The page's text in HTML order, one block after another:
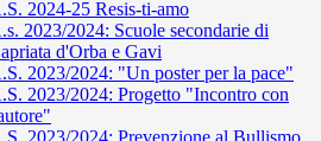
2024-25 Resis-ti-amo
2023/2024: Scuole secondarie di
d'Orba e Gavi
2023/2024: "Un poster per la pace"
2023/2024: Progetto "Incontro con